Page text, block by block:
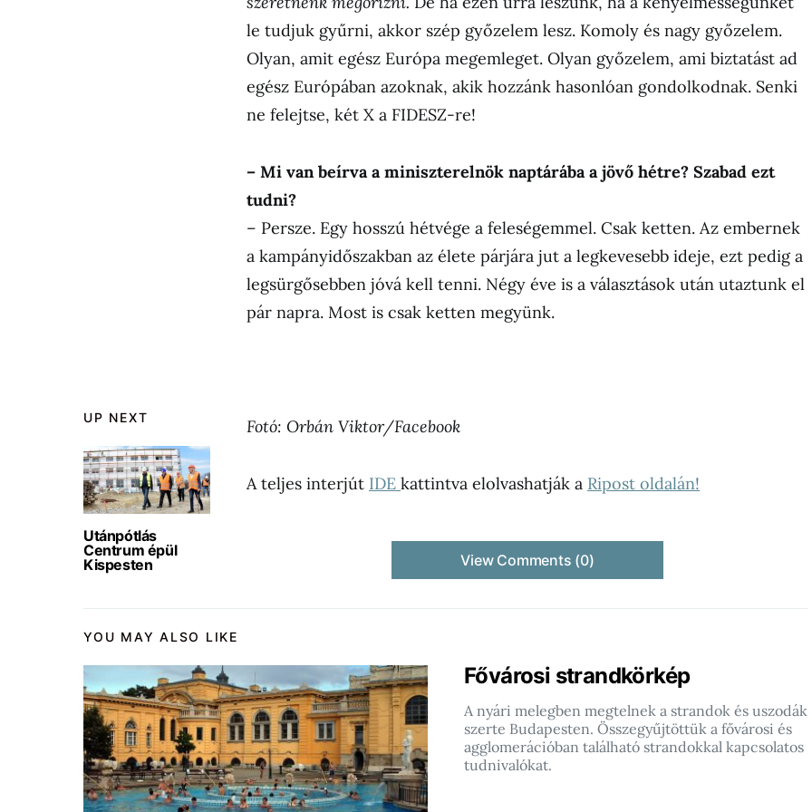
UP NEXT
Utánpótlás
Centrum épül
Kispesten
le tudjuk gyűrni, akkor szép győzelem lesz. Komoly és nagy győzelem.
Olyan, amit egész Európa megemleget. Olyan győzelem, ami biztatást ad
egész Európában azoknak, akik hozzánk hasonlóan gondolkodnak. Senki
ne felejtse, két X a FIDESZ-re!
– Mi van beírva a miniszterelnök naptárába a jövő hétre? Szabad ezt
tudni?
– Persze. Egy hosszú hétvége a feleségemmel. Csak ketten. Az embernek
a kampányidőszakban az élete párjára jut a legkevesebb ideje, ezt pedig a
legsürgősebben jóvá kell tenni. Négy éve is a választások után utaztunk el
pár napra. Most is csak ketten megyünk.
Fotó: Orbán Viktor/Facebook
A teljes interjút IDE kattintva elolvashatják a Ripost oldalán!
View Comments (0)
YOU MAY ALSO LIKE
Fővárosi strandkörkép
A nyári melegben megtelnek a strandok és uszodák
szerte Budapesten. Összegyűjtöttük a fővárosi és
agglomerációban található strandokkal kapcsolatos
tudnivalókat.